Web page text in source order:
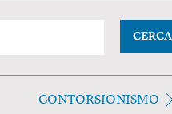
CERCA
CONTORSIONISMO